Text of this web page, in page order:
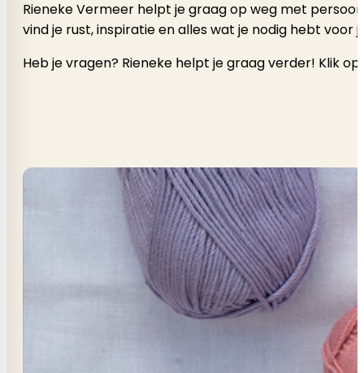
Rieneke Vermeer helpt je graag op weg met
vind je rust, inspiratie en alles wat je nodig hebt voor
Heb je vragen? Rieneke helpt je graag verder! Klik